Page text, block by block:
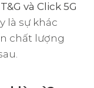
và Click 5G
là sự khác
chất lượng